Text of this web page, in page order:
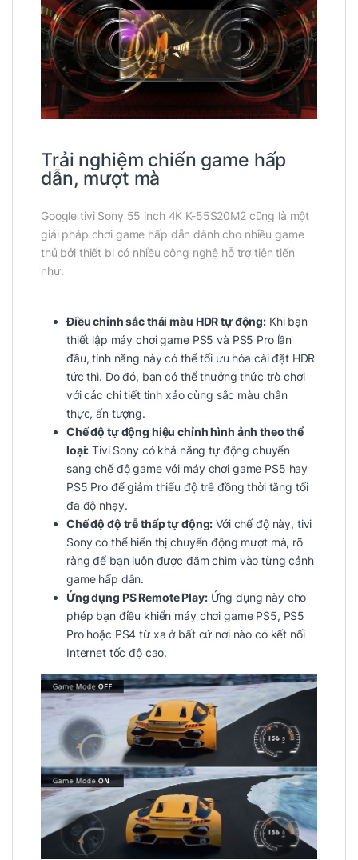
Trải nghiệm chiến game hấp
dẫn, mượt mà
Google tivi Sony 55 inch 4K K-55S20M2 cũng là một
giải pháp chơi game hấp dẫn dành cho nhiều game
thủ bởi thiết bị có nhiều công nghệ hỗ trợ tiên tiến
như:
Điều chỉnh sắc thái màu HDR tự động:Khi bạn
thiết lập máy chơi game PS5 và PS5 Pro lần
đầu, tính năng này có thể tối ưu hóa cài đặt HDR
tức thì. Do đó, bạn có thể thưởng thức trò chơi
với các chi tiết tinh xảo cùng sắc màu chân
thực, ấn tượng.
Chế độ tự động hiệu chỉnh hình ảnh theo thể
loại: Tivi Sony có khả năng tự động chuyển
sang chế độ game với máy chơi game PS5 hay
PS5 Pro để giảm thiểu độ trễ đồng thời tăng tối
đa độ nhạy.
Chế độ độ trễ thấp tự động: Với chế độ này, tivi
Sony có thể hiển thị chuyển động mượt mà, rõ
ràng để bạn luôn được đắm chìm vào từng cảnh
game hấp dẫn.
Ứng dụng PS Remote Play:Ứng dụng này cho
phép bạn điều khiển máy chơi game PS5, PS5
Pro hoặc PS4 từ xa ở bất cứ nơi nào có kết nối
Internet tốc độ cao.